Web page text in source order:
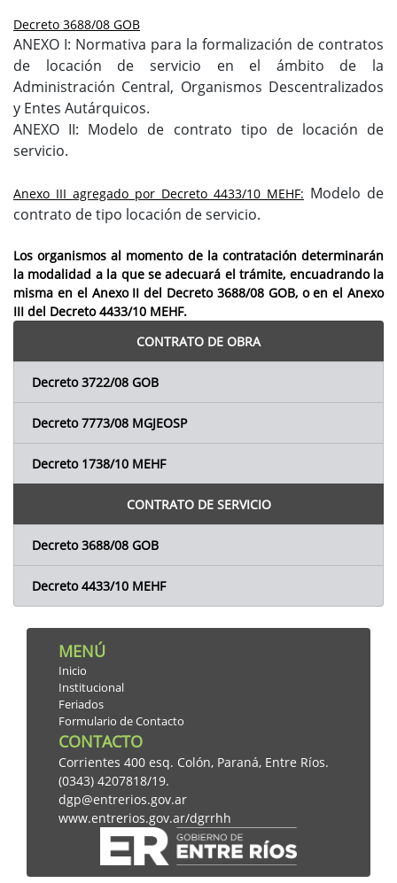
Decreto 3688/08 GOB
ANEXO I: Normativa para la formalización de contratos
de locación de servicio en el ámbito de la
Administración Central, Organismos Descentralizados
y Entes Autárquicos.
ANEXO II: Modelo de contrato tipo de locación de
servicio.
Anexo III agregado por Decreto 4433/10 MEHF: Modelo de
contrato de tipo locación de servicio.
Los organismos al momento de la contratación determinarán
la modalidad a la que se adecuará el trámite, encuadrando la
misma en el Anexo II del Decreto 3688/08 GOB, o en el Anexo
III del Decreto 4433/10 MEHF.
CONTRATO DE OBRA
Decreto 3722/08 GOB
Decreto 7773/08 MGJEOSP
Decreto 1738/10 MEHF
CONTRATO DE SERVICIO
Decreto 3688/08 GOB
Decreto 4433/10 MEHF
MENÚ
Inicio
Institucional
Feriados
Formulario de Contacto
CONTACTO
Corrientes 400 esq. Colón, Paraná, Entre Ríos.
(0343) 4207818/19.
dgp@entrerios.gov.ar
www.entrerios.gov.ar/dgrrhh